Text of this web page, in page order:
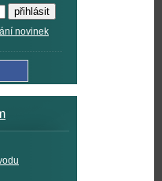
novinek